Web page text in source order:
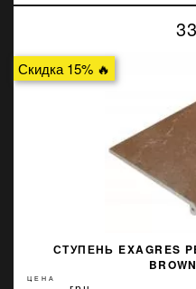
Скидка 15% 🔥
СТУПЕНЬ EXAGRES
ЦЕНА